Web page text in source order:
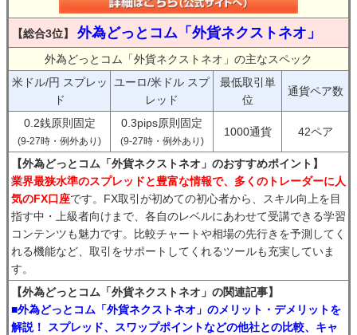
【総合3位】 外為どっとコム「外貨ネクストネオ」
外為どっとコム「外貨ネクストネオ」の主なスペック
米ドル/円 スプレッ
ド
ユーロ/米ドル スプ
レッド
最低取引単
位
通貨ペア数
0.2銭原則固定
(9-27時・例外あり)
0.3pips原則固定
(9-27時・例外あり)
1000通貨 42ペア
【外為どっとコム「外貨ネクストネオ」のおすすめポイント】
業界最狭水準のスプレッドと豊富な情報で、多くのトレーダーに人
気のFX口座です。FX取引が初めての初心者から、スキル向上を目
指す中・上級者向けまで、各自のレベルにあわせて受講できる学習
コンテンツも魅力です。比較チャートや相場の先行きを予測してく
れる機能など、取引をサポートしてくれるツールも充実していま
す。
【外為どっとコム「外貨ネクストネオ」の関連記事】
■外為どっとコム「外貨ネクストネオ」のメリット・デメリットを
解説！ スプレッド、スワップポイントなどの他社との比較、キャ